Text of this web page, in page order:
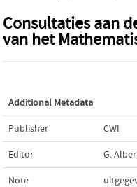
Consultaties aan
van het
Additional Metadata
Publisher CWI
Editor G.
Note